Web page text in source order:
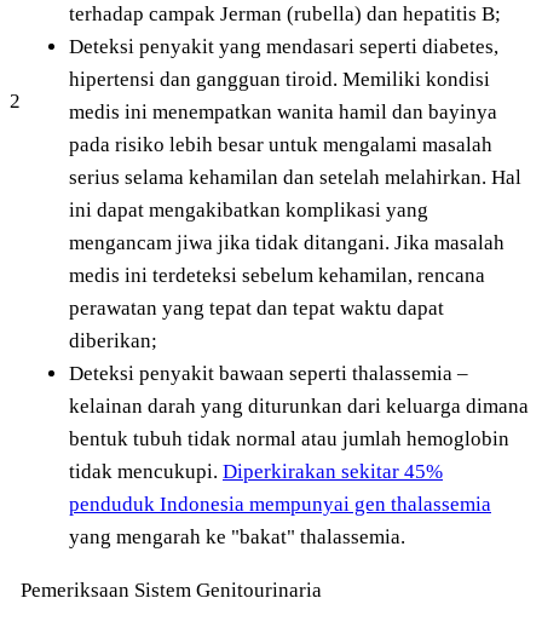
2
terhadap campak Jerman (rubella) dan hepatitis B;
Deteksi penyakit yang mendasari seperti diabetes,
hipertensi dan gangguan tiroid. Memiliki kondisi
medis ini menempatkan wanita hamil dan bayinya
pada risiko lebih besar untuk mengalami masalah
serius selama kehamilan dan setelah melahirkan. Hal
ini dapat mengakibatkan komplikasi yang
mengancam jiwa jika tidak ditangani. Jika masalah
medis ini terdeteksi sebelum kehamilan, rencana
perawatan yang tepat dan tepat waktu dapat
diberikan;
Deteksi penyakit bawaan seperti thalassemia –
kelainan darah yang diturunkan dari keluarga dimana
bentuk tubuh tidak normal atau jumlah hemoglobin
tidak mencukupi. Diperkirakan sekitar 45%
penduduk Indonesia mempunyai gen thalassemia
yang mengarah ke "bakat" thalassemia.
Pemeriksaan Sistem Genitourinaria